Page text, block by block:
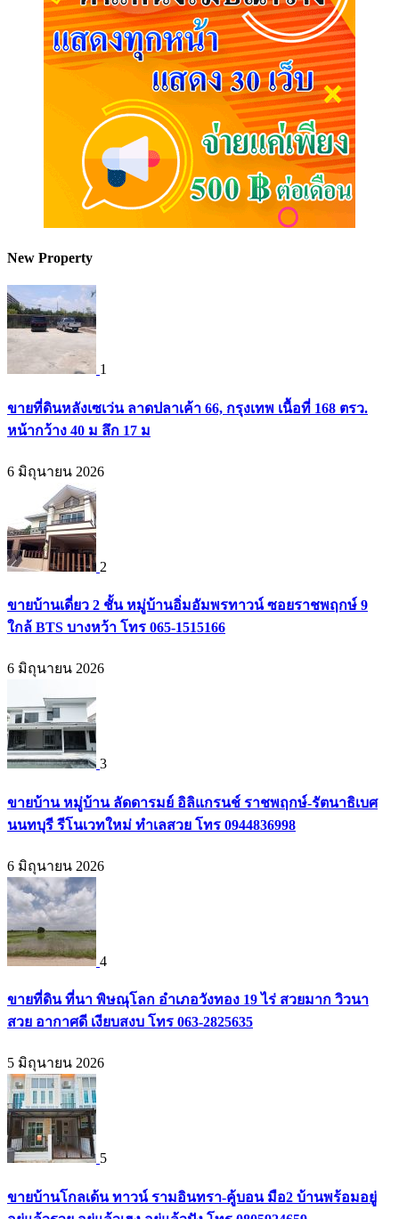
New Property
1
ขายที่ดินหลังเซเว่น ลาดปลาเค้า 66, กรุงเทพ เนื้อที่ 168 ตรว.
หน้ากว้าง 40 ม ลึก 17 ม
6 มิถุนายน 2026
2
ขายบ้านเดี่ยว 2 ชั้น หมู่บ้านอิ่มอัมพรทาวน์ ซอยราชพฤกษ์ 9
ใกล้ BTS บางหว้า โทร 065-1515166
6 มิถุนายน 2026
3
ขายบ้าน หมู่บ้าน ลัดดารมย์ อิลิแกรนช์ ราชพฤกษ์-รัตนาธิเบศ
นนทบุรี รีโนเวทใหม่ ทำเลสวย โทร 0944836998
6 มิถุนายน 2026
4
ขายที่ดิน ที่นา พิษณุโลก อำเภอวังทอง 19 ไร่ สวยมาก วิวนา
สวย อากาศดี เงียบสงบ โทร 063-2825635
5 มิถุนายน 2026
5
ขายบ้านโกลเด้น ทาวน์ รามอินทรา-คู้บอน มือ2 บ้านพร้อมอยู่